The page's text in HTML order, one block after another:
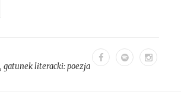
, gatunek literacki:poezja